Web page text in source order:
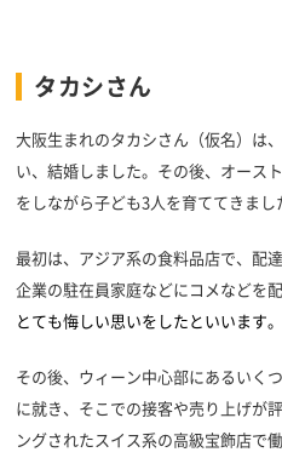
タカシさん
大阪生まれのタカシさん（仮名）は
い、結婚しました。その後、オース
をしながら子ども3人を育ててきまし
最初は、アジア系の食料品店で、配
企業の駐在員家庭などにコメなどを
とても悔しい思いをしたといいます。
その後、ウィーン中心部にあるいく
に就き、そこでの接客や売り上げが
ングされたスイス系の高級宝飾店で